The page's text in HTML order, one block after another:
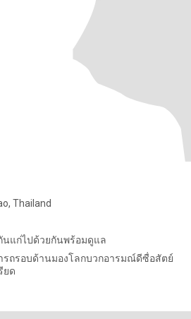
Thailand
แก่ไปด้วยกันพร้อมดูแล
รถรอบด้านมองโลกบวกอารมณ์ดีซื่อสัตย์
ยด